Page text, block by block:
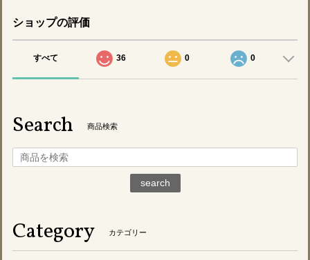
ショップの評価
すべて 36 0 0
Search 商品検索
search
Category カテゴリー